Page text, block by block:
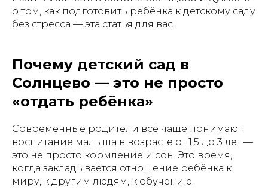
о том, как подготовить ребёнка к детскому саду
без стресса — эта статья для вас.
Почему детский сад в
Солнцево — это не просто
«отдать ребёнка»
Современные родители всё чаще понимают:
воспитание малыша в возрасте от 1,5 до 3 лет —
это не просто кормление и сон. Это время,
когда закладывается отношение ребёнка к
миру, к другим людям, к обучению.